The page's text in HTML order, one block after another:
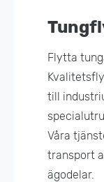
Flytta
till
Våra
transport
ägodelar.